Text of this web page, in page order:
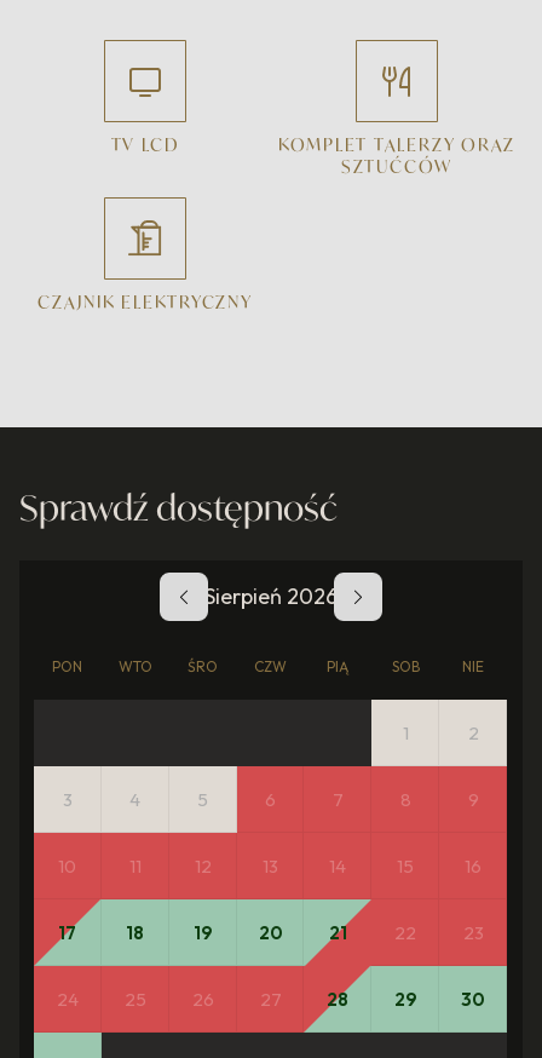
TV LCD
KOMPLET TALERZY ORAZ
SZTUĆCÓW
CZAJNIK ELEKTRYCZNY
Sprawdź dostępność